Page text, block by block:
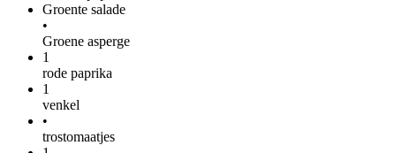
Groente salade
•
Groene asperge
1
rode paprika
1
venkel
•
trostomaatjes